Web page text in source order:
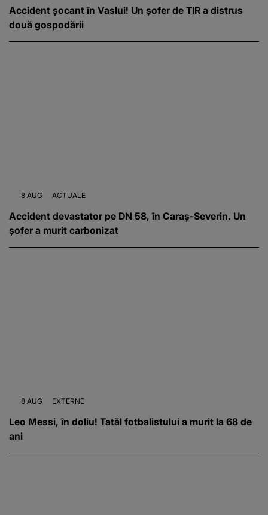
Accident șocant în Vaslui! Un șofer de TIR a distrus
două gospodării
8 AUG ACTUALE
Accident devastator pe DN 58, în Caraș-Severin. Un
șofer a murit carbonizat
8 AUG EXTERNE
Leo Messi, în doliu! Tatăl fotbalistului a murit la 68 de
ani